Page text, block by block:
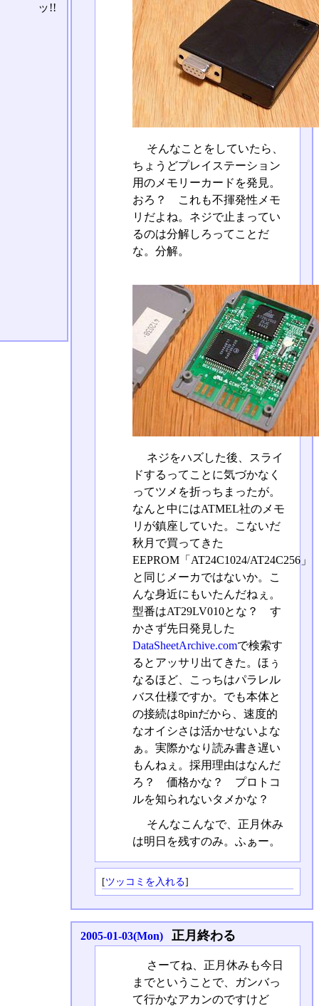
そんなことをしていたら、
ちょうどプレイステーション
用のメモリーカードを発見。
おろ？ これも不揮発性メモ
リだよね。ネジで止まってい
るのは分解しろってことだ
な。分解。
ネジをハズした後、スライ
ドするってことに気づかなく
ってツメを折っちまったが。
なんと中にはATMEL社のメモ
リが鎮座していた。こないだ
秋月で買ってきた
EEPROM「AT24C1024/AT24C256」
と同じメーカではないか。こ
んな身近にもいたんだねぇ。
型番はAT29LV010とな？ す
かさず先日発見した
DataSheetArchive.comで検索す
るとアッサリ出てきた。ほぅ
なるほど、こっちはパラレル
バス仕様ですか。でも本体と
の接続は8pinだから、速度的
なオイシさは活かせないよな
ぁ。実際かなり読み書き遅い
もんねぇ。採用理由はなんだ
ろ？ 価格かな？ プロトコ
ルを知られないタメかな？
そんなこんなで、正月休み
は明日を残すのみ。ふぁー。
[ツッコミを入れる]
2005-01-03(Mon) 正月終わる
さーてね、正月休みも今日
までということで、ガンバっ
て行かなアカンのですけど
ッ!!